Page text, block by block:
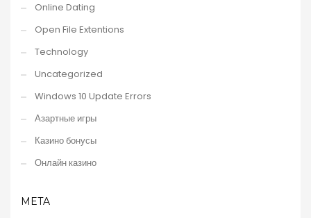
Online Dating
Open File Extentions
Technology
Uncategorized
Windows 10 Update Errors
Азартные игры
Казино бонусы
Онлайн казино
META